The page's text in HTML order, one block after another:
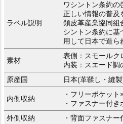
ラベル説明
ワシントン条約の
正しい情報の普及
類皮革産業協同組
シントン条約に基
用して日本で造ら
素材
表側：スモールク
内装：スエード調
原産国
日本(革鞣し・縫
内側収納
・フリーポケット
・ファスナー付き
外側収納
・背面ファスナ